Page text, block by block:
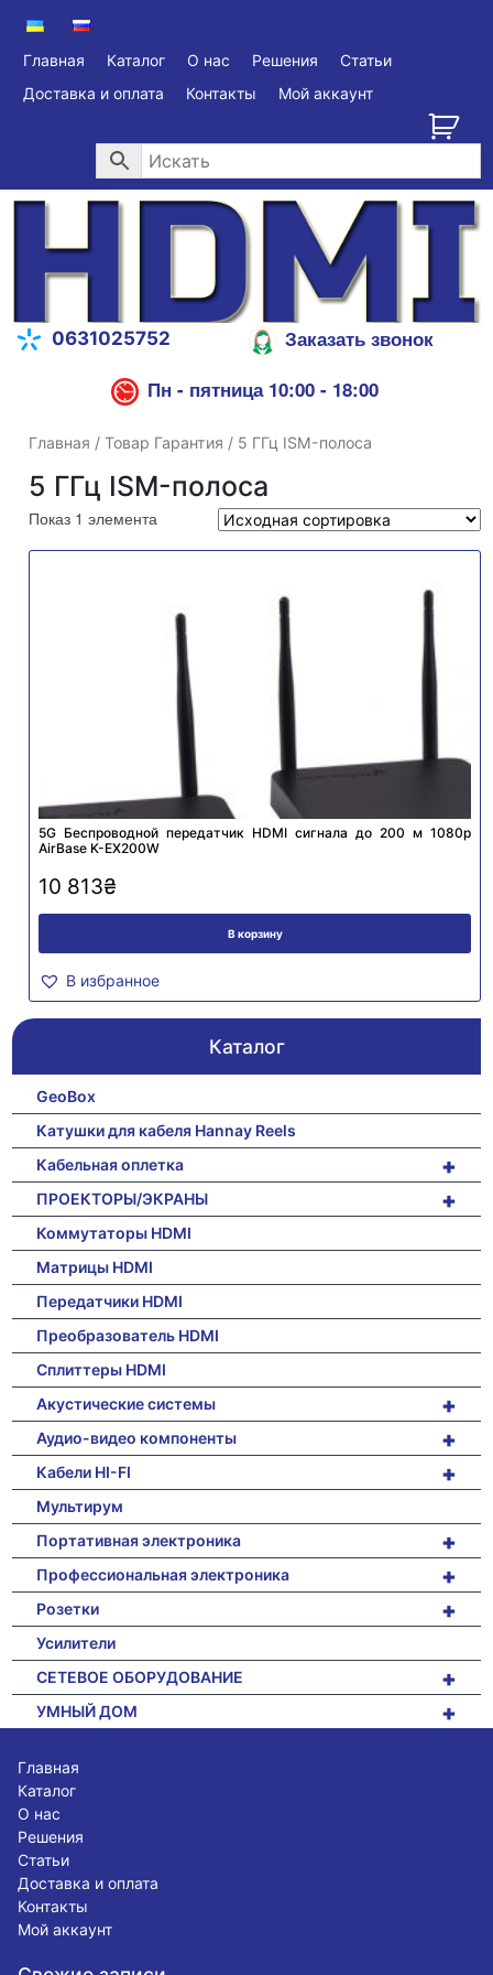
Главная Каталог О нас Решения
Статьи
Доставка и оплата
Контакты Мой аккаунт
0631025752
Заказать звонок
Пн - пятница 10:00 - 18:00
Главная / Товар Гарантия / 5 ГГц ISM-полоса
5 ГГц ISM-полоса
Показ 1 элемента
5G Беспроводной передатчик HDMI сигнала до 200 м 1080p
AirBase K-EX200W
10 813₴
В корзину
В избранное
Каталог
GeoBox
Катушки для кабеля Hannay Reels
+
Кабельная оплетка
+
ПРОЕКТОРЫ/ЭКРАНЫ
Коммутаторы HDMI
Матрицы HDMI
Передатчики HDMI
Преобразователь HDMI
Сплиттеры HDMI
+
Акустические системы
+
Аудио-видео компоненты
+
Кабели HI-FI
Мультирум
+
Портативная электроника
+
Профессиональная электроника
+
Розетки
Усилители
+
СЕТЕВОЕ ОБОРУДОВАНИЕ
+
УМНЫЙ ДОМ
Главная
Каталог
О нас
Решения
Статьи
Доставка и оплата
Контакты
Мой аккаунт